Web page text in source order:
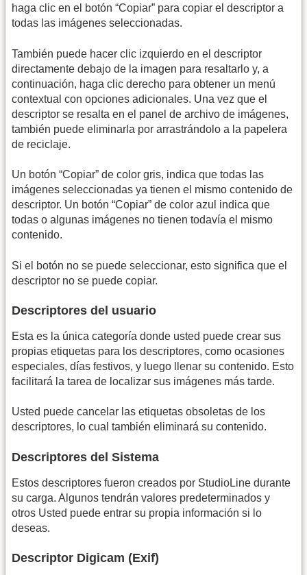
haga clic en el botón “Copiar” para copiar el descriptor a
todas las imágenes seleccionadas.
También puede hacer clic izquierdo en el descriptor
directamente debajo de la imagen para resaltarlo y, a
continuación, haga clic derecho para obtener un menú
contextual con opciones adicionales. Una vez que el
descriptor se resalta en el panel de archivo de imágenes,
también puede eliminarla por arrastrándolo a la papelera
de reciclaje.
Un botón “Copiar” de color gris, indica que todas las
imágenes seleccionadas ya tienen el mismo contenido de
descriptor. Un botón “Copiar” de color azul indica que
todas o algunas imágenes no tienen todavía el mismo
contenido.
Si el botón no se puede seleccionar, esto significa que el
descriptor no se puede copiar.
Descriptores del usuario
Esta es la única categoría donde usted puede crear sus
propias etiquetas para los descriptores, como ocasiones
especiales, días festivos, y luego llenar su contenido. Esto
facilitará la tarea de localizar sus imágenes más tarde.
Usted puede cancelar las etiquetas obsoletas de los
descriptores, lo cual también eliminará su contenido.
Descriptores del Sistema
Estos descriptores fueron creados por StudioLine durante
su carga. Algunos tendrán valores predeterminados y
otros Usted puede entrar su propia información si lo
deseas.
Descriptor Digicam (Exif)